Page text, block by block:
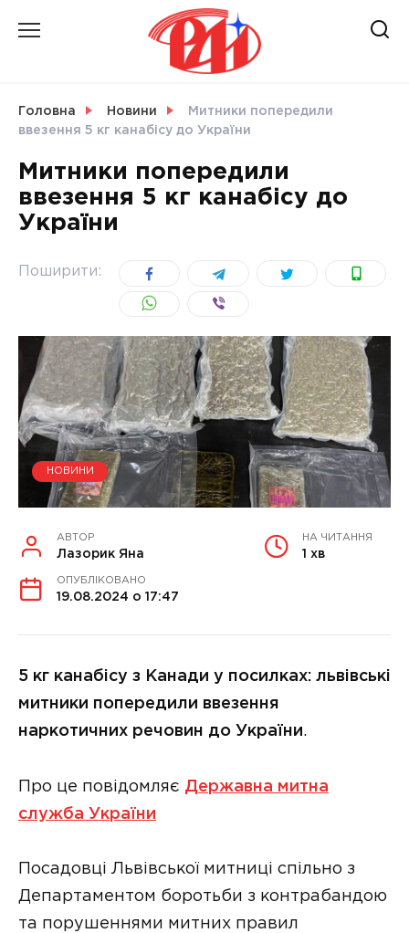
Головна Новини
Митники попередили
ввезення 5 кг канабісу до України
Митники попередили
ввезення 5 кг канабісу до
України
Поширити:
НОВИНИ
АВТОР
Лазорик Яна
НА ЧИТАННЯ
1 хв
ОПУБЛІКОВАНО
19.08.2024 о 17:47
5 кг канабісу з Канади у посилках: львівські
митники попередили ввезення
наркотичних речовин до України.
Про це повідомляє Державна митна
служба України
Посадовці Львівської митниці спільно з
Департаментом боротьби з контрабандою
та порушеннями митних правил